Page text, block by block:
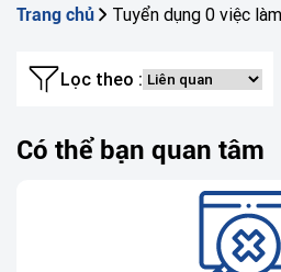
Trang chủ Tuyển dụng 0 việc
Lọc theo :
Có thể bạn quan tâm